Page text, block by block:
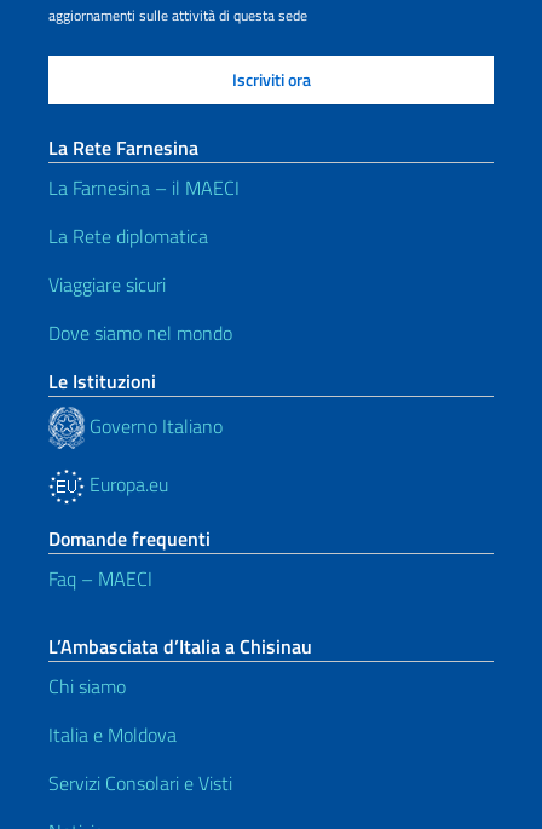
aggiornamenti sulle attività di questa sede
La Rete Farnesina
La Farnesina – il MAECI
La Rete diplomatica
Viaggiare sicuri
Dove siamo nel mondo
Le Istituzioni
Governo Italiano
Europa.eu
Domande frequenti
Faq – MAECI
L’Ambasciata d’Italia a Chisinau
Chi siamo
Italia e Moldova
Servizi Consolari e Visti